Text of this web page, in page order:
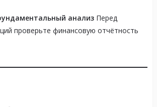
анализПеред
проверьте финансовую отчётность